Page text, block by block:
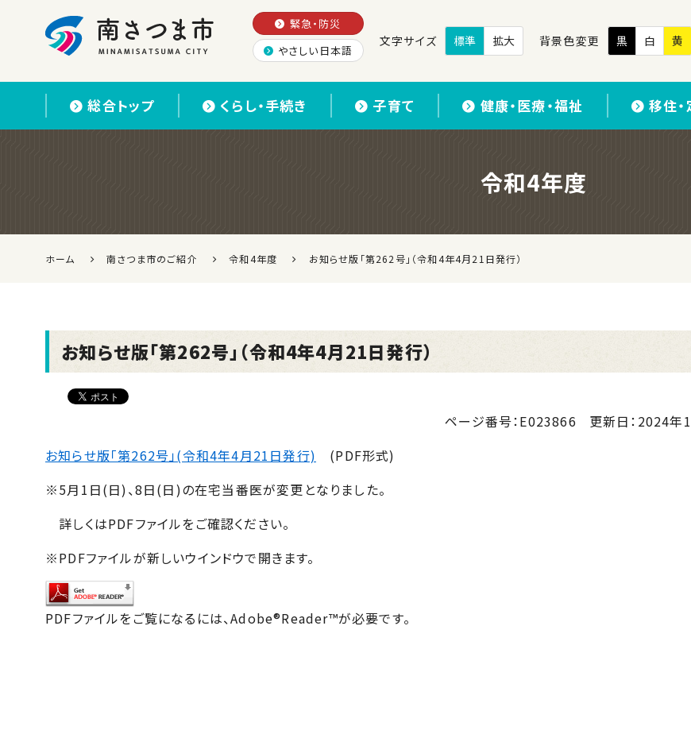
緊急・防災
やさしい日本語
文字サイズ 標準 拡大 背景色変更 黒 白 黄
総合トップ くらし・手続き 子育て 健康・医療・福祉 移住
令和4年度
ホーム 南さつま市のご紹介 令和4年度 お知らせ版「第262号」（令和4年4月21日発行）
お知らせ版「第262号」（令和4年4月21日発行）
ページ番号：E023866 更新日： 2024年
お知らせ版「第262号」(令和4年4月21日発行) (PDF形式)
※5月1日(日)、8日(日)の在宅当番医が変更となりました。
詳しくはPDFファイルをご確認ください。
※PDFファイルが新しいウインドウで開きます。
PDFファイルをご覧になるには、Adobe®Reader™が必要です。